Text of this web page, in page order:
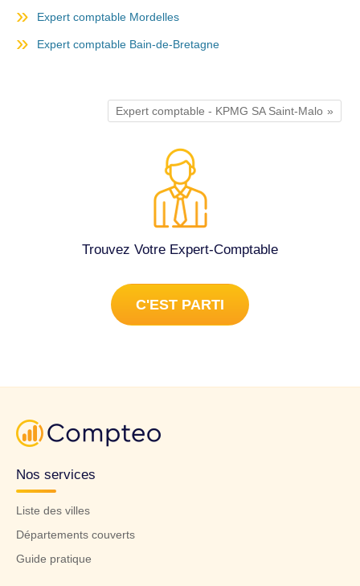
Expert comptable Mordelles
Expert comptable Bain-de-Bretagne
Expert comptable - KPMG SA Saint-Malo
Trouvez Votre Expert-Comptable
C'EST PARTI
Nos services
Liste des villes
Départements couverts
Guide pratique